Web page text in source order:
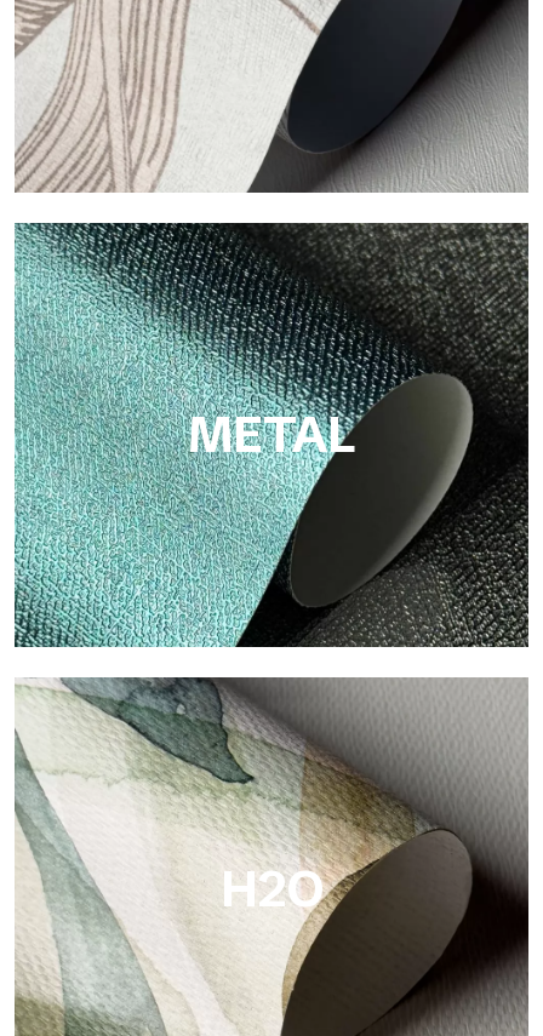
ECO
Eco von Tecnografica ist die ökologische Tapete aus
Zellulosefaser: nachhaltige Unterstützung, ohne PVC, mit
hellen Farben und hoher Qualität.
METAL
Metal
Metal ist die metallische Tapete von Tecnografica, mit
einzigartigen metallischen Reflexen, die Gold-, Silber-, Kupfer-
und satte Farben hervorheben.
H2O